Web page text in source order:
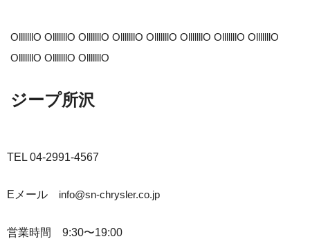
OlllllllO OlllllllO OlllllllO OlllllllO OlllllllO OlllllllO OlllllllO OlllllllO
OlllllllO OlllllllO OlllllllO
ジープ所沢
TEL 04-2991-4567
Eメール info@sn-chrysler.co.jp
営業時間 9:30〜19:00